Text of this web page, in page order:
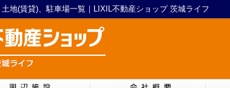
地(賃貸)、駐車場一覧｜LIXIL不動産ショップ 茨城ライフ